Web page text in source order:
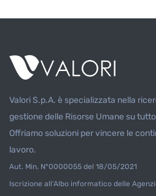
Valori S.p.A. è specializzata nella
gestione delle Risorse Umane su
Offriamo soluzioni per vincere le
lavoro.
Aut. Min. N°0000055 del 18/05/2021
Iscrizione all’Albo informatico delle